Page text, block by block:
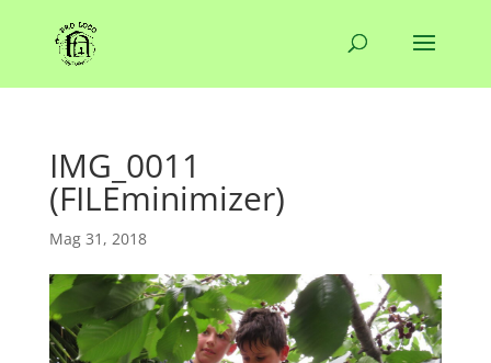
IMG_0011
(FILEminimizer)
Mag 31, 2018